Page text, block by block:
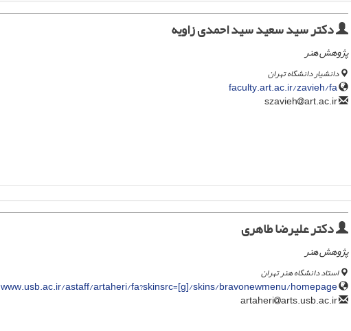
دکتر سید سعید سید احمدی زاویه
پژوهش هنر
دانشیار دانشگاه تهران
faculty.art.ac.ir/zavieh/fa
art.ac.ir
دکتر علیرضا طاهری
پژوهش هنر
استاد دانشگاه هنر تهران
www.usb.ac.ir/astaff/artaheri/fa?skinsrc=[g]/skins/bravonewmenu/homepage
arts.usb.ac.ir